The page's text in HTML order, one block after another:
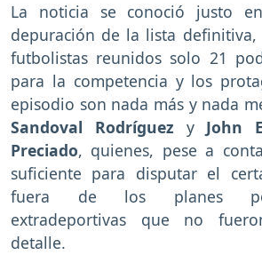
La noticia se conoció justo
depuración de la lista
futbolistas reunidos solo 21
para la competencia y los
episodio son nada más y nada
Sandoval Rodríguez y John
Preciado, quienes, pese a
suficiente para disputar el
fuera de los planes
extradeportivas que no
detalle.